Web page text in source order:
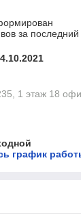
за последний
1 этаж 18
график